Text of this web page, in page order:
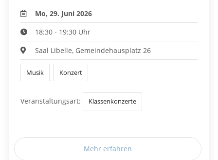
Mo, 29. Juni 2026
18:30 - 19:30 Uhr
Saal Libelle, Gemeindehausplatz 26
Musik Konzert
Veranstaltungsart: Klassenkonzerte
Mehr erfahren